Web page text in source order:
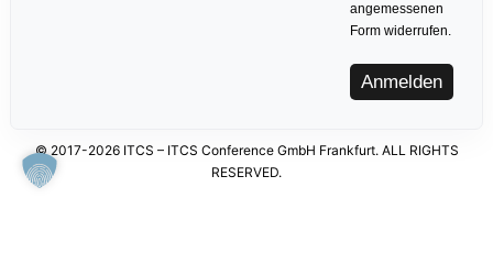
angemessenen
Form widerrufen.
Anmelden
© 2017-2026 ITCS – ITCS Conference GmbH Frankfurt. ALL RIGHTS
RESERVED.